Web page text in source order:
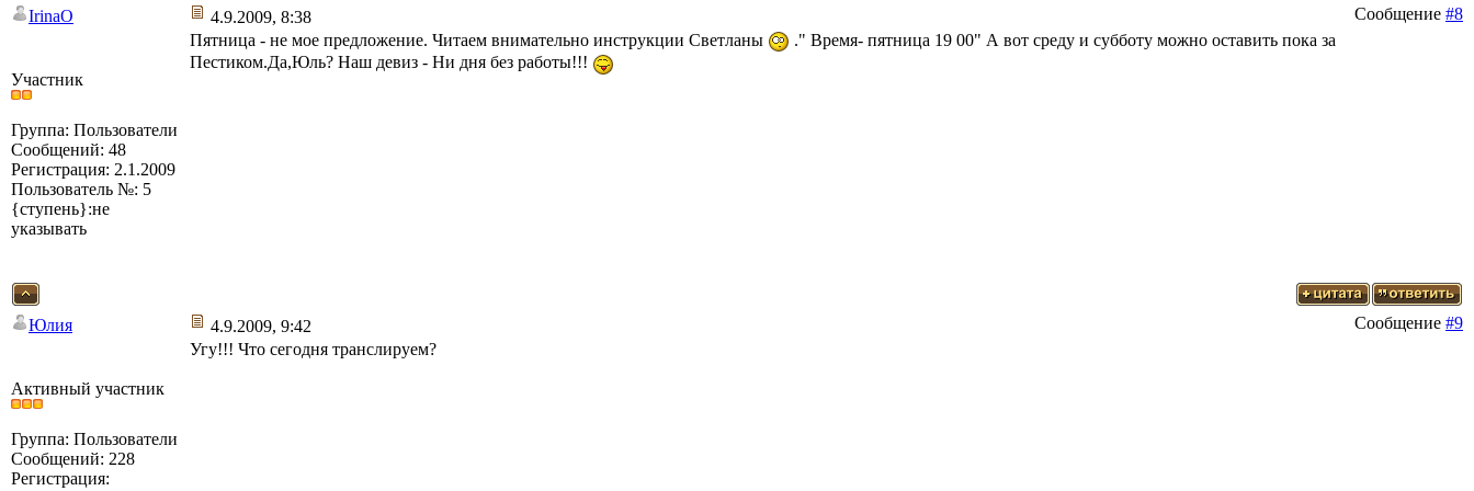
IrinaO 4.9.2009, 8:38 Сообщение #8
Участник
Группа: Пользователи
Сообщений: 48
Регистрация: 2.1.2009
Пользователь №: 5
{ступень}:не
указывать
Пятница - не мое предложение. Читаем внимательно инструкции Светланы
." Время- пятница 19 00" А вот среду и субботу можно оставить пока за
Пестиком.Да,Юль? Наш девиз - Ни дня без работы!!!
Юлия 4.9.2009, 9:42 Сообщение #9
Активный участник
Группа: Пользователи
Сообщений: 228
Регистрация:
Угу!!! Что сегодня транслируем?